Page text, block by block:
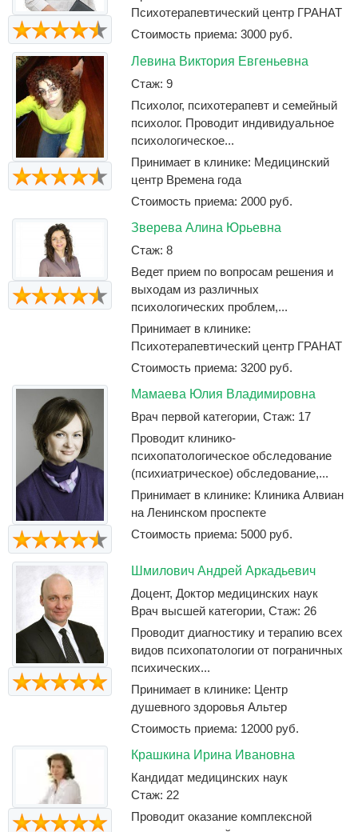
Психотерапевтический центр ГРАНАТ
Стоимость приема: 3000 руб.
Левина Виктория Евгеньевна
Стаж: 9
Психолог, психотерапевт и семейный
психолог. Проводит индивидуальное
психологическое...
Принимает в клинике: Медицинский
центр Времена года
Стоимость приема: 2000 руб.
Зверева Алина Юрьевна
Стаж: 8
Ведет прием по вопросам решения и
выходам из различных
психологических проблем,...
Принимает в клинике:
Психотерапевтический центр ГРАНАТ
Стоимость приема: 3200 руб.
Мамаева Юлия Владимировна
Врач первой категории, Стаж: 17
Проводит клинико-
психопатологическое обследование
(психиатрическое) обследование,...
Принимает в клинике: Клиника Алвиан
на Ленинском проспекте
Стоимость приема: 5000 руб.
Шмилович Андрей Аркадьевич
Доцент, Доктор медицинских наук
Врач высшей категории, Стаж: 26
Проводит диагностику и терапию всех
видов психопатологии от пограничных
психических...
Принимает в клинике: Центр
душевного здоровья Альтер
Стоимость приема: 12000 руб.
Крашкина Ирина Ивановна
Кандидат медицинских наук
Стаж: 22
Проводит оказание комплексной